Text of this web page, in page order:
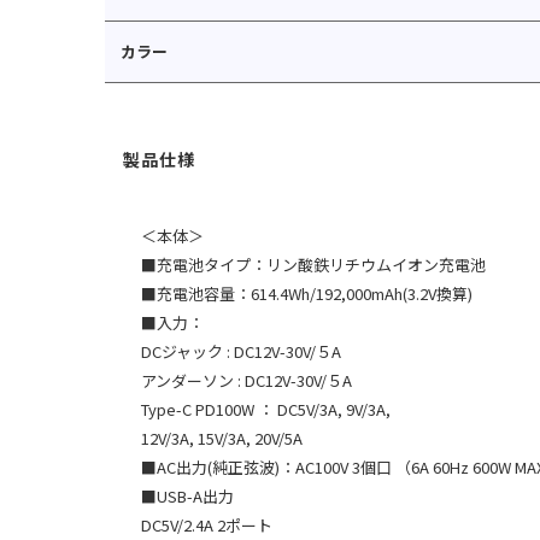
カラー
＜本体＞
■充電池タイプ：リン酸鉄リチウムイオン充電池
■充電池容量：614.4Wh/192,000mAh(3.2V換算)
■入力：
DCジャック : DC12V-30V/５A
アンダーソン : DC12V-30V/５A
Type-C PD100W ： DC5V/3A, 9V/3A,
12V/3A, 15V/3A, 20V/5A
■AC出力(純正弦波)：AC100V 3個口 （6A 60Hz 600W
■USB-A出力
DC5V/2.4A 2ポート